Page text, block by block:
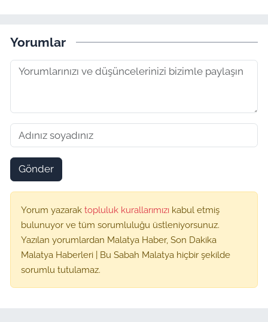
Yorumlar
Gönder
Yorum yazarak topluluk kurallarımızı kabul etmiş
bulunuyor ve tüm sorumluluğu üstleniyorsunuz.
Yazılan yorumlardan Malatya Haber, Son Dakika
Malatya Haberleri | Bu Sabah Malatya hiçbir şekilde
sorumlu tutulamaz.